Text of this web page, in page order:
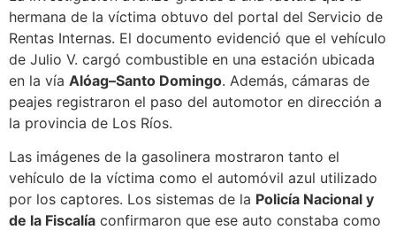
hermana de la víctima obtuvo del portal del Servicio de
Rentas Internas. El documento evidenció que el vehículo
de Julio V. cargó combustible en una estación ubicada
en la vía Alóag–Santo Domingo. Además, cámaras de
peajes registraron el paso del automotor en dirección a
la provincia de Los Ríos.
Las imágenes de la gasolinera mostraron tanto el
vehículo de la víctima como el automóvil azul utilizado
por los captores. Los sistemas de la Policía Nacional y
de la Fiscalía confirmaron que ese auto constaba como